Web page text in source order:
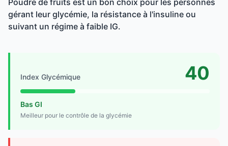
gérant leur glycémie, la résistance à l'insuline ou
suivant un régime à faible IG.
Index Glycémique 40
Bas GI
Meilleur pour le contrôle de la glycémie